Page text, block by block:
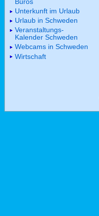
Unterkunft im Urlaub
Urlaub in Schweden
Veranstaltungs-
Kalender Schweden
Webcams in Schweden
Wirtschaft